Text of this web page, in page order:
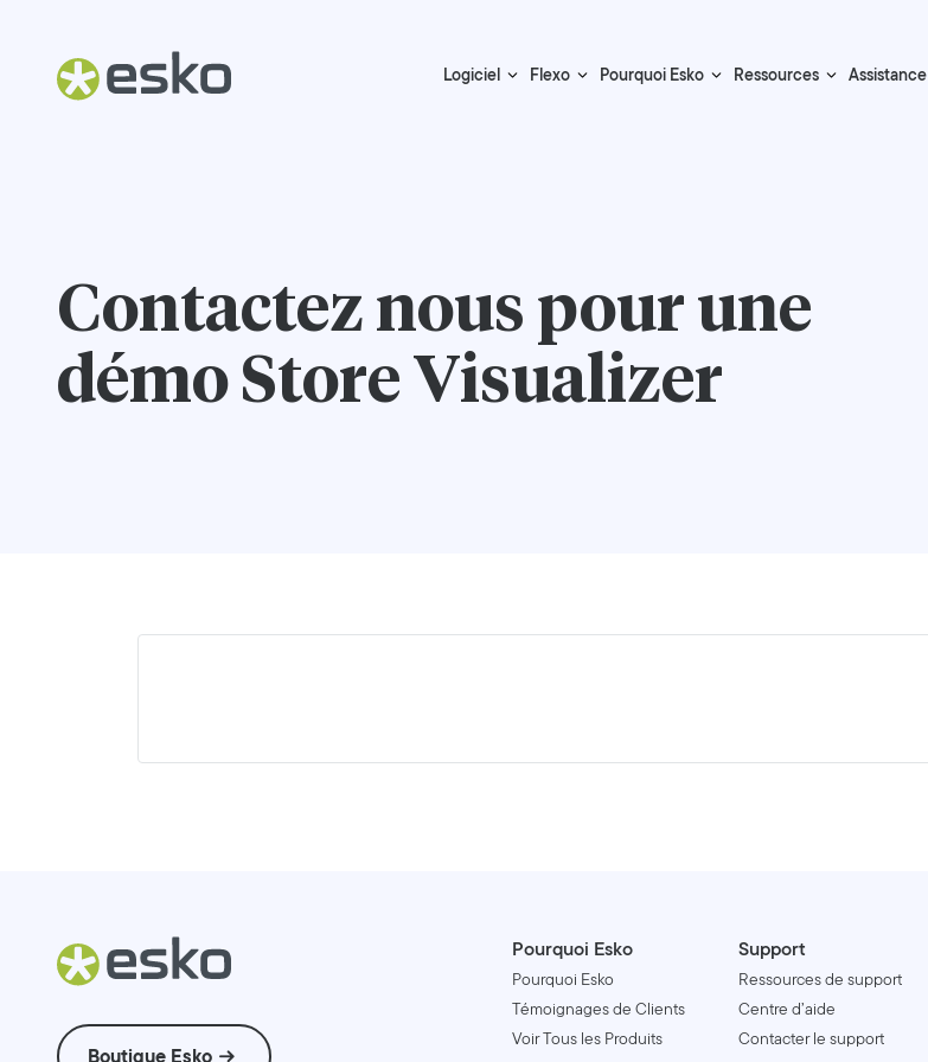
Logiciel Flexo Pourquoi Esko Ressources Assistance
Contactez nous pour une
démo Store Visualizer
Pourquoi Esko
Pourquoi Esko
Témoignages de Clients
Voir Tous les Produits
Support
Ressources de support
Centre d’aide
Contacter le support